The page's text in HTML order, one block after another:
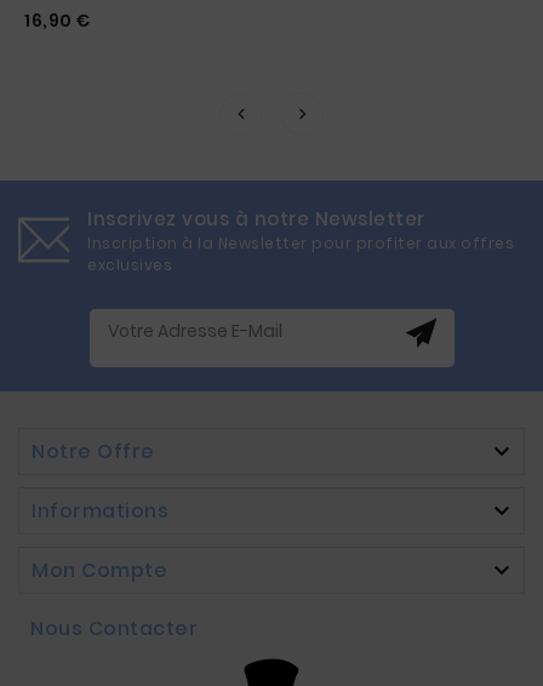
16,90 €
Inscrivez vous à notre Newsletter
Inscription à la Newsletter pour profiter aux offres
exclusives
Notre Offre 
Informations 
Mon Compte 
Nous Contacter